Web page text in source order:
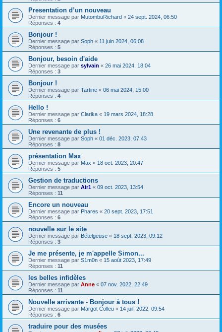
Presentation d’un nouveau
Dernier message par MutombuRichard « 24 sept. 2024, 06:50
Réponses : 4
Bonjour !
Dernier message par Soph « 11 juin 2024, 06:08
Réponses : 5
Bonjour, besoin d'aide
Dernier message par sylvain « 26 mai 2024, 18:04
Réponses : 3
Bonjour !
Dernier message par Tartine « 06 mai 2024, 15:00
Réponses : 4
Hello !
Dernier message par Clarika « 19 mars 2024, 18:28
Réponses : 6
Une revenante de plus !
Dernier message par Soph « 01 déc. 2023, 07:43
Réponses : 8
présentation Max
Dernier message par Max « 18 oct. 2023, 20:47
Réponses : 5
Gestion de traductions
Dernier message par Air1 « 09 oct. 2023, 13:54
Réponses : 11
Encore un nouveau
Dernier message par Phares « 20 sept. 2023, 17:51
Réponses : 6
nouvelle sur le site
Dernier message par Bételgeuse « 18 sept. 2023, 09:12
Réponses : 3
Je me présente, je m'appelle Simon...
Dernier message par S1m0n « 15 août 2023, 17:49
Réponses : 11
les belles infidèles
Dernier message par Anne « 07 nov. 2022, 22:49
Réponses : 11
Nouvelle arrivante - Bonjour à tous !
Dernier message par Margot Colleu « 14 juil. 2022, 09:54
Réponses : 6
traduire pour des musées